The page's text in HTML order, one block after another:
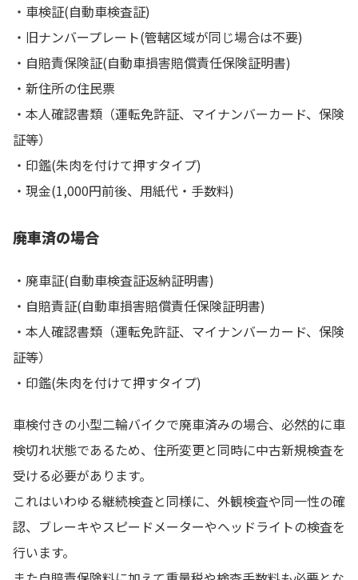
・車検証(自動車検査証)
・旧ナンバープレート(管轄区域が同じ場合は不要)
・自賠責保険証(自動車損害賠償責任保険証明書)
・新住所の住民票
・本人確認書類（運転免許証、マイナンバーカード、保険
証等）
・印鑑(朱肉を付けて押すタイプ)
・現金(1,000円前後、用紙代・手数料)
廃車済の場合
・廃車証(自動車検査証返納証明書)
・自賠責証(自動車損害賠償責任保険証明書)
・本人確認書類（運転免許証、マイナンバーカード、保険
証等）
・印鑑(朱肉を付けて押すタイプ)
車検付きの小型二輪バイクで廃車済みの場合、必然的に車
検切れ状態であるため、住所変更と同時に中古新規検査を
受ける必要があります。
これはいわゆる継続検査と同様に、外観検査や同一性の確
認、ブレーキやスピードメーターやヘッドライトの検査を
行います。